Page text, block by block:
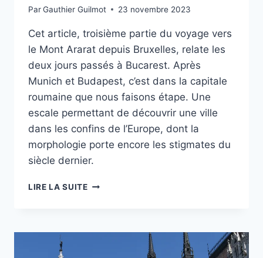
ParGauthier Guilmot 23 novembre 2023
Cet article, troisième partie du voyage vers
le Mont Ararat depuis Bruxelles, relate les
deux jours passés à Bucarest. Après
Munich et Budapest, c’est dans la capitale
roumaine que nous faisons étape. Une
escale permettant de découvrir une ville
dans les confins de l’Europe, dont la
morphologie porte encore les stigmates du
siècle dernier.
LIRE LA SUITEQUE
EN